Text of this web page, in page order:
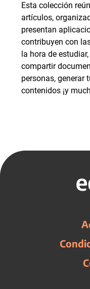
Esta colección
artículos,
presentan
contribuyen con
la hora de
compartir
personas, generar
contenidos ¡y